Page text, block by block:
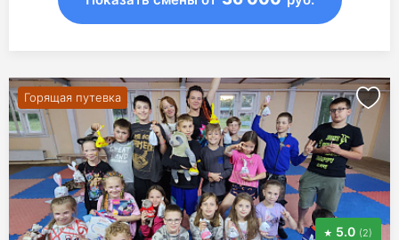
Горящая путевка
5.0 (2)